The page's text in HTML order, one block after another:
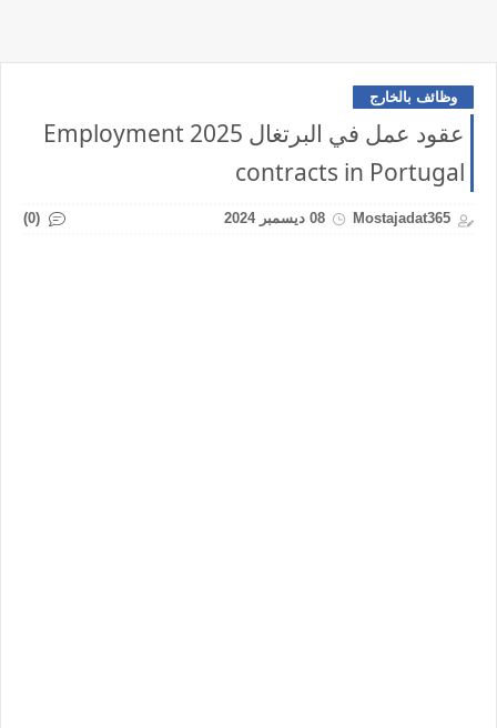
وظائف بالخارج
عقود عمل في البرتغال 2025 Employment
contracts in Portugal
Mostajadat365 08 ديسمبر 2024 (0)